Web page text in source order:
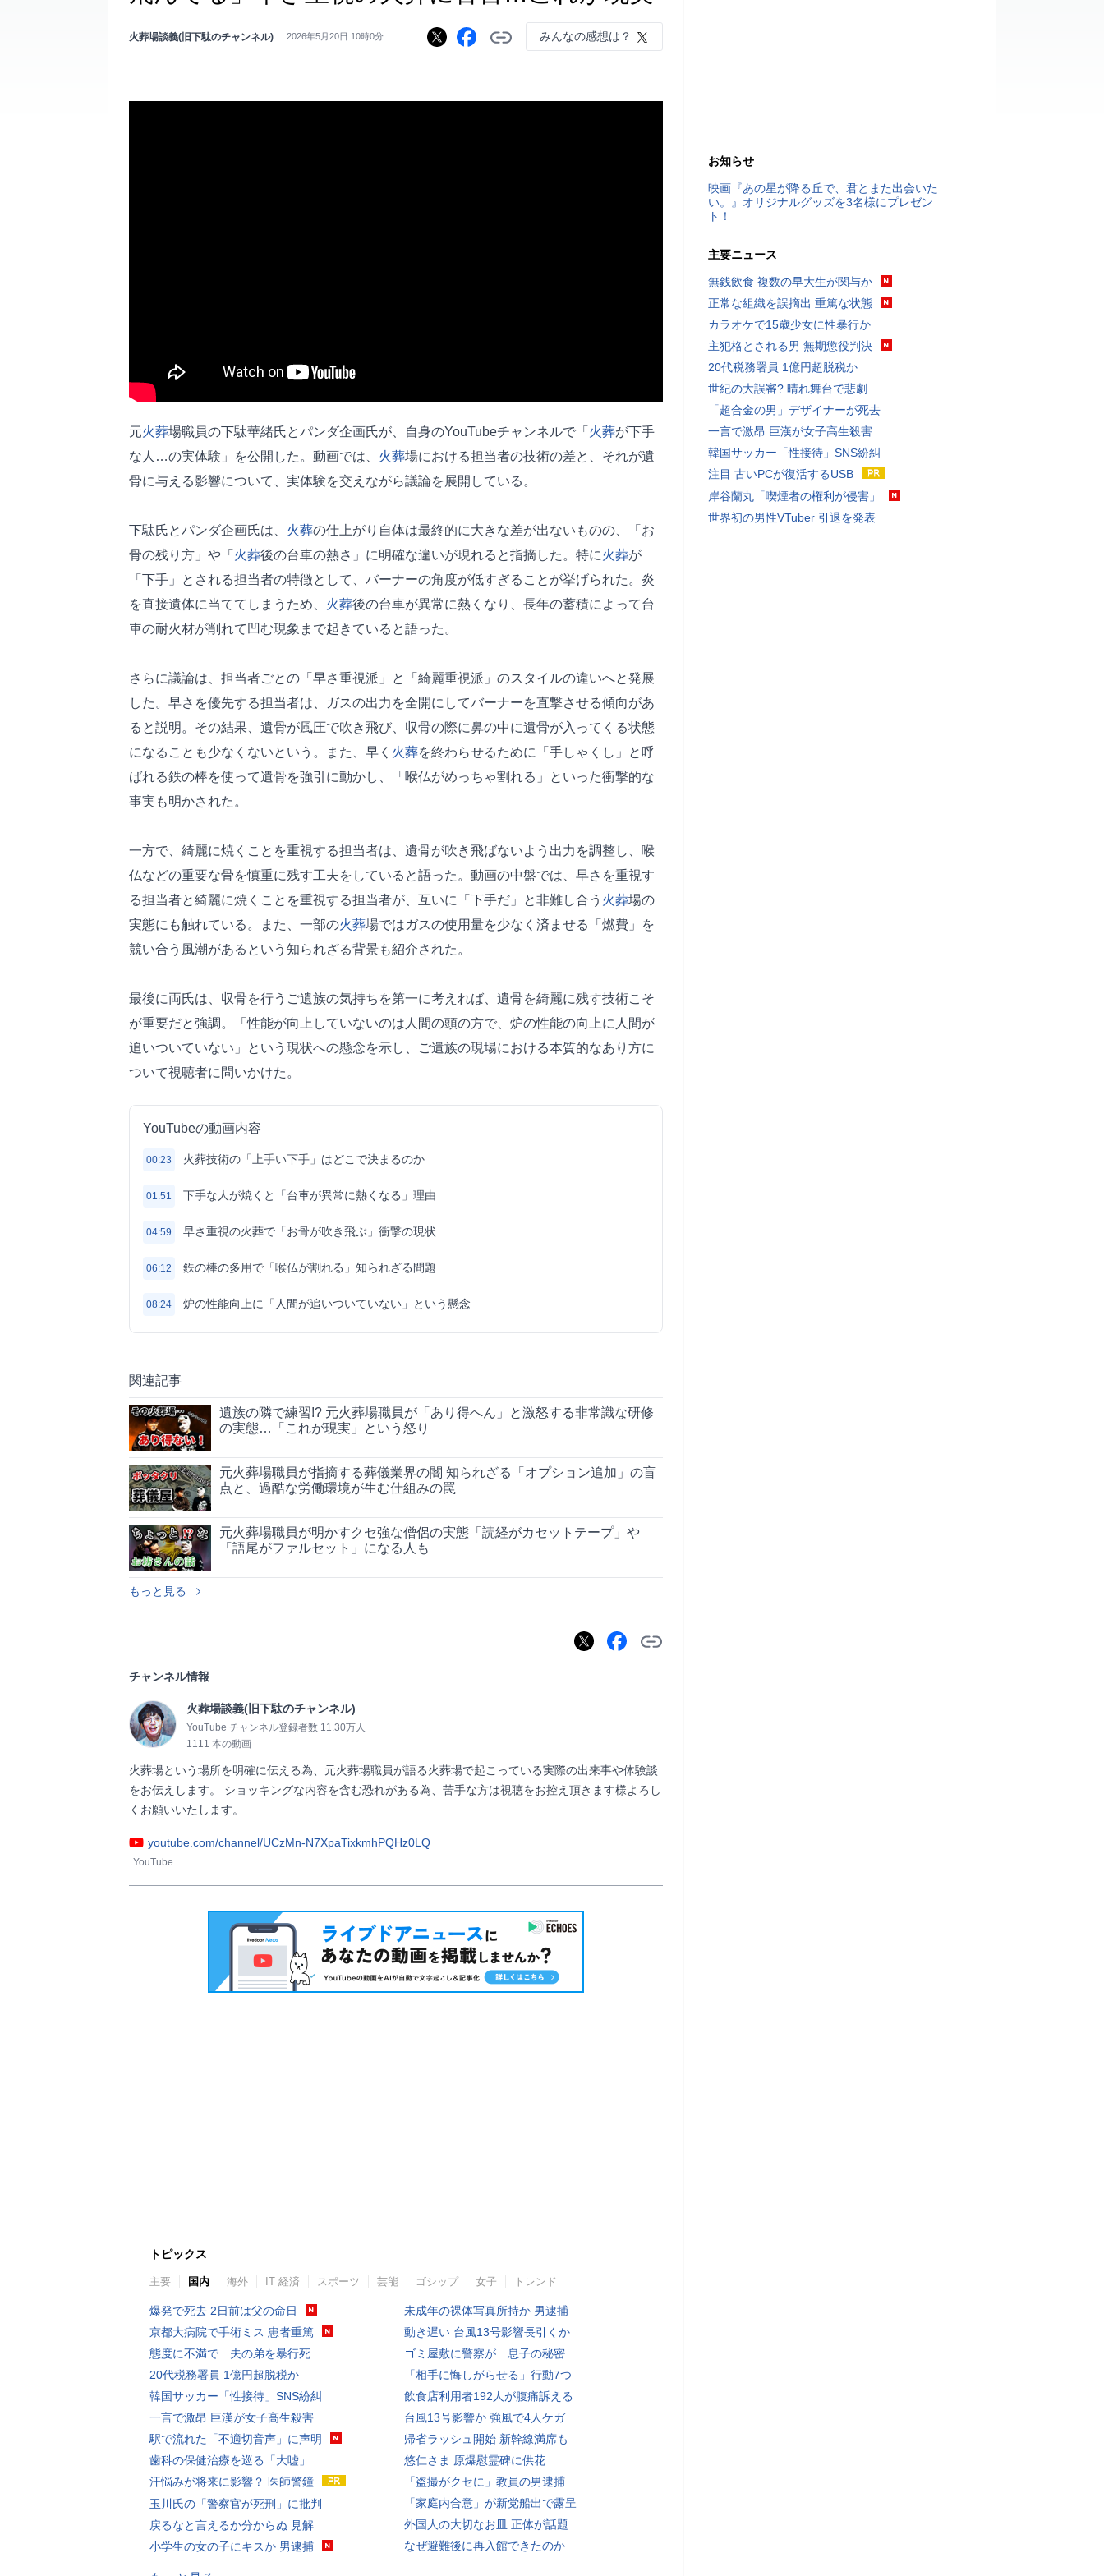
火葬場談義(旧下駄のチャンネル) 2026年5月20日 10時0分 みんなの感想は？
元火葬場職員の下駄華緒氏とパンダ企画氏が、自身のYouTubeチャンネルで「 火葬が下手
な人…の実体験」を公開した。動画では、 火葬場における担当者の技術の差と、それが遺
骨に与える影響について、実体験を交えながら議論を展開している。
下駄氏とパンダ企画氏は、 火葬の仕上がり自体は最終的に大きな差が出ないものの、「お
骨の残り方」や「 火葬後の台車の熱さ」に明確な違いが現れると指摘した。特に火葬が
「下手」とされる担当者の特徴として、バーナーの角度が低すぎることが挙げられた。炎
を直接遺体に当ててしまうため、 火葬後の台車が異常に熱くなり、長年の蓄積によって台
車の耐火材が削れて凹む現象まで起きていると語った。
さらに議論は、担当者ごとの「早さ重視派」と「綺麗重視派」のスタイルの違いへと発展
した。早さを優先する担当者は、ガスの出力を全開にしてバーナーを直撃させる傾向があ
ると説明。その結果、遺骨が風圧で吹き飛び、収骨の際に鼻の中に遺骨が入ってくる状態
になることも少なくないという。また、早く 火葬を終わらせるために「手しゃくし」と呼
ばれる鉄の棒を使って遺骨を強引に動かし、「喉仏がめっちゃ割れる」といった衝撃的な
事実も明かされた。
一方で、綺麗に焼くことを重視する担当者は、遺骨が吹き飛ばないよう出力を調整し、喉
仏などの重要な骨を慎重に残す工夫をしていると語った。動画の中盤では、早さを重視す
る担当者と綺麗に焼くことを重視する担当者が、互いに「下手だ」と非難し合う 火葬場の
実態にも触れている。また、一部の火葬場ではガスの使用量を少なく済ませる「燃費」を
競い合う風潮があるという知られざる背景も紹介された。
最後に両氏は、収骨を行うご遺族の気持ちを第一に考えれば、遺骨を綺麗に残す技術こそ
が重要だと強調。「性能が向上していないのは人間の頭の方で、炉の性能の向上に人間が
追いついていない」という現状への懸念を示し、ご遺族の現場における本質的なあり方に
ついて視聴者に問いかけた。
YouTubeの動画内容
00:23 火葬技術の「上手い下手」はどこで決まるのか
01:51 下手な人が焼くと「台車が異常に熱くなる」理由
04:59 早さ重視の火葬で「お骨が吹き飛ぶ」衝撃の現状
06:12 鉄の棒の多用で「喉仏が割れる」知られざる問題
08:24 炉の性能向上に「人間が追いついていない」という懸念
関連記事
遺族の隣で練習!? 元火葬場職員が「あり得へん」と激怒する非常識な研修
の実態…「これが現実」という怒り
元火葬場職員が指摘する葬儀業界の闇 知られざる「オプション追加」の盲
点と、過酷な労働環境が生む仕組みの罠
元火葬場職員が明かすクセ強な僧侶の実態「読経がカセットテープ」や
「語尾がファルセット」になる人も
もっと見る
チャンネル情報
火葬場談義(旧下駄のチャンネル)
YouTube チャンネル登録者数 11.30万人
1111 本の動画
火葬場という場所を明確に伝える為、元火葬場職員が語る火葬場で起こっている実際の出来事や体験談
をお伝えします。 ショッキングな内容を含む恐れがある為、苦手な方は視聴をお控え頂きます様よろし
くお願いいたします。
youtube.com/channel/UCzMn-N7XpaTixkmhPQHz0LQ
YouTube
トピックス
主要 国内 海外 IT 経済 スポーツ 芸能 ゴシップ 女子 トレンド
爆発で死去 2日前は父の命日
京都大病院で手術ミス 患者重篤
態度に不満で…夫の弟を暴行死
20代税務署員 1億円超脱税か
韓国サッカー「性接待」SNS紛糾
一言で激昂 巨漢が女子高生殺害
駅で流れた「不適切音声」に声明
歯科の保健治療を巡る「大嘘」
汗悩みが将来に影響？ 医師警鐘
玉川氏の「警察官が死刑」に批判
戻るなと言えるか分からぬ 見解
小学生の女の子にキスか 男逮捕
未成年の裸体写真所持か 男逮捕
動き遅い 台風13号影響長引くか
ゴミ屋敷に警察が…息子の秘密
「相手に悔しがらせる」行動7つ
飲食店利用者192人が腹痛訴える
台風13号影響か 強風で4人ケガ
帰省ラッシュ開始 新幹線満席も
悠仁さま 原爆慰霊碑に供花
「盗撮がクセに」教員の男逮捕
「家庭内合意」が新党船出で露呈
外国人の大切なお皿 正体が話題
なぜ避難後に再入館できたのか
お知らせ
映画『あの星が降る丘で、君とまた出会いた
い。』オリジナルグッズを3名様にプレゼン
ト！
主要ニュース
無銭飲食 複数の早大生が関与か
正常な組織を誤摘出 重篤な状態
カラオケで15歳少女に性暴行か
主犯格とされる男 無期懲役判決
20代税務署員 1億円超脱税か
世紀の大誤審? 晴れ舞台で悲劇
「超合金の男」デザイナーが死去
一言で激昂 巨漢が女子高生殺害
韓国サッカー「性接待」SNS紛糾
注目 古いPCが復活するUSB
岸谷蘭丸「喫煙者の権利が侵害」
世界初の男性VTuber 引退を発表